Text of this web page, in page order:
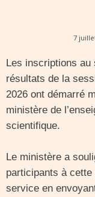
7
Les inscriptions au
résultats de la
2026 ont démarré
ministère de
scientifique.
Le ministère a
participants à
service en